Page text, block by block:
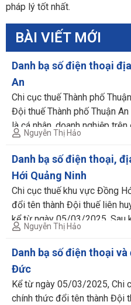
pháp lý tốt nhất.
BÀI VIẾT MỚI
Danh bạ số điện thoại
An
Chi cục thuế Thành phố
Đội thuế Thành phố Thuận
là cá nhân, doanh nghiệp
nếu chưa từng liên hệ hoặc
sẽ khó khăn trong việc […]
Nguyễn Thị Hảo
Danh bạ số điện thoại,
Hới Quảng Ninh
Chi cục thuế khu vực Đồng
đổi tên thành Đội thuế liên
kể từ ngày 05/03/2025. Sau
nghiệp tại thành phố Đồng
danh bạ số điện thoại hoặc
Nguyễn Thị Hảo
Danh bạ số điện thoại
Đức
Kể từ ngày 05/03/2025, Chi
chính thức đổi tên thành Đội